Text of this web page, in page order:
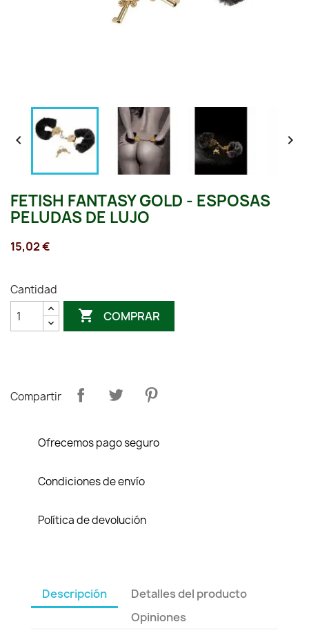
 
FETISH FANTASY GOLD - ESPOSAS
PELUDAS DE LUJO
15,02 €
Cantidad
 COMPRAR
Compartir
Ofrecemos pago seguro
Condiciones de envío
Política de devolución
Descripción
Detalles del producto
Opiniones